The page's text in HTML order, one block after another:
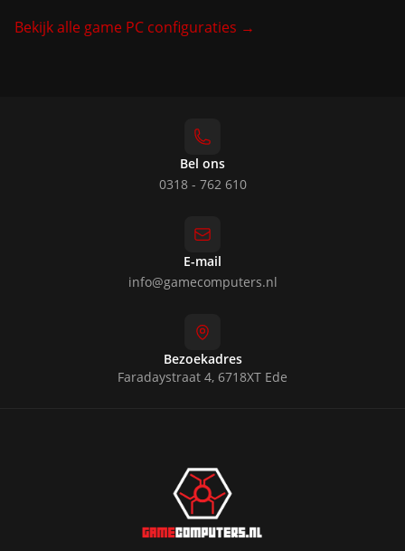
Bekijk alle game PC configuraties →
Bel ons
0318 - 762 610
E-mail
info@gamecomputers.nl
Bezoekadres
Faradaystraat 4, 6718XT Ede